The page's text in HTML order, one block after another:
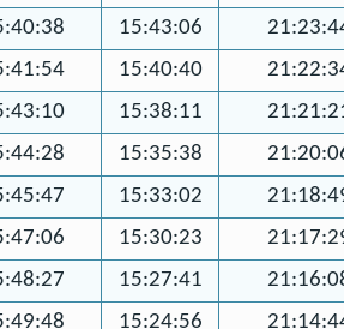
15:43:06
15:40:40
15:38:11
15:35:38
15:33:02
15:30:23
15:27:41
15:24:56